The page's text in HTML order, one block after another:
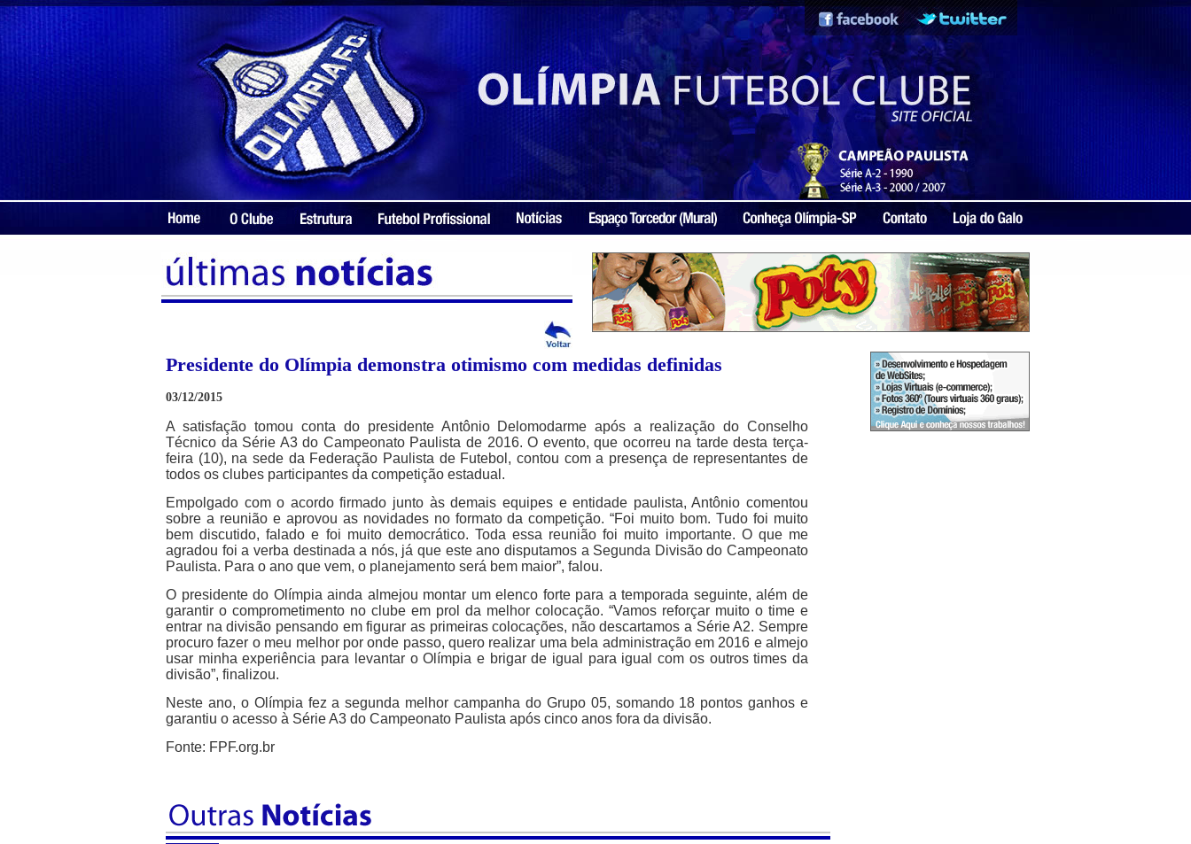
Presidente do Olímpia demonstra otimismo com medidas definidas
03/12/2015
A satisfação tomou conta do presidente Antônio Delomodarme após a realização do Conselho
Técnico da Série A3 do Campeonato Paulista de 2016. O evento, que ocorreu na tarde desta terça-
feira (10), na sede da Federação Paulista de Futebol, contou com a presença de representantes de
todos os clubes participantes da competição estadual.
Empolgado com o acordo firmado junto às demais equipes e entidade paulista, Antônio comentou
sobre a reunião e aprovou as novidades no formato da competição. “Foi muito bom. Tudo foi muito
bem discutido, falado e foi muito democrático. Toda essa reunião foi muito importante. O que me
agradou foi a verba destinada a nós, já que este ano disputamos a Segunda Divisão do Campeonato
Paulista. Para o ano que vem, o planejamento será bem maior”, falou.
O presidente do Olímpia ainda almejou montar um elenco forte para a temporada seguinte, além de
garantir o comprometimento no clube em prol da melhor colocação. “Vamos reforçar muito o time e
entrar na divisão pensando em figurar as primeiras colocações, não descartamos a Série A2. Sempre
procuro fazer o meu melhor por onde passo, quero realizar uma bela administração em 2016 e almejo
usar minha experiência para levantar o Olímpia e brigar de igual para igual com os outros times da
divisão”, finalizou.
Neste ano, o Olímpia fez a segunda melhor campanha do Grupo 05, somando 18 pontos ganhos e
garantiu o acesso à Série A3 do Campeonato Paulista após cinco anos fora da divisão.
Fonte: FPF.org.br